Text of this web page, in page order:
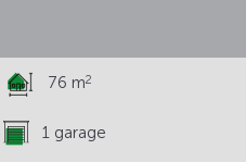
76 m2
1 garage